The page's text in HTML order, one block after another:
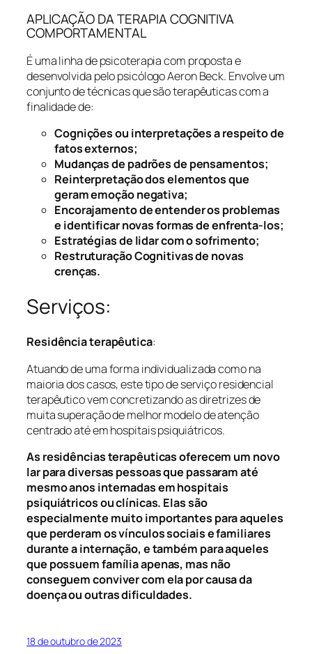
APLICAÇÃO DA TERAPIA COGNITIVA
COMPORTAMENTAL
É uma linha de psicoterapia com proposta e
desenvolvida pelo psicólogo Aeron Beck. Envolve um
conjunto de técnicas que são terapêuticas com a
finalidade de:
Cognições ou interpretações a respeito de
fatos externos;
Mudanças de padrões de pensamentos;
Reinterpretação dos elementos que
geram emoção negativa;
Encorajamento de entender os problemas
e identificar novas formas de enfrenta-los;
Estratégias de lidar com o sofrimento;
Restruturação Cognitivas de novas
crenças.
Serviços:
Residência terapêutica:
Atuando de uma forma individualizada como na
maioria dos casos, este tipo de serviço residencial
terapêutico vem concretizando as diretrizes de
muita superação de melhor modelo de atenção
centrado até em hospitais psiquiátricos.
As residências terapêuticas oferecem um novo
lar para diversas pessoas que passaram até
mesmo anos internadas em hospitais
psiquiátricos ou clínicas. Elas são
especialmente muito importantes para aqueles
que perderam os vínculos sociais e familiares
durante a internação, e também para aqueles
que possuem família apenas, mas não
conseguem conviver com ela por causa da
doença ou outras dificuldades.
18 de outubro de 2023